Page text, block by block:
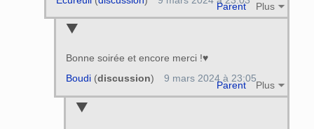
Parent Plus
Bonne soirée et encore merci !♥
Parent Plus
Boudi(discussion) 9 mars 2024 à 23:05